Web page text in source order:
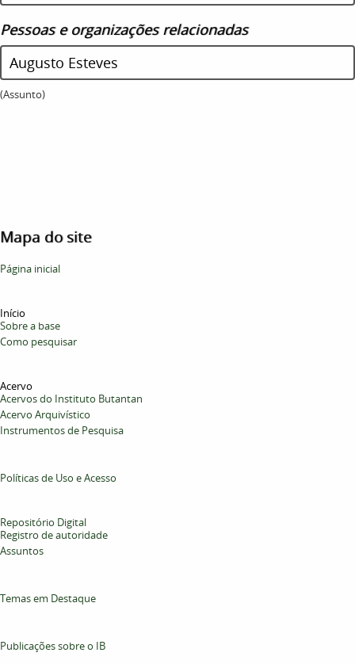
Pessoas e organizações relacionadas
Augusto Esteves
(Assunto)
Mapa do site
Página inicial
Início
Sobre a base
Como pesquisar
Acervo
Acervos do Instituto Butantan
Acervo Arquivístico
Instrumentos de Pesquisa
Políticas de Uso e Acesso
Repositório Digital
Registro de autoridade
Assuntos
Temas em Destaque
Publicações sobre o IB